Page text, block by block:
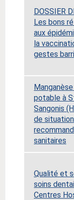
DOSSIER
Les bons
aux
la
gestes
potable à
Sangonis
de
sanitaires
Qualité et
soins
Centres